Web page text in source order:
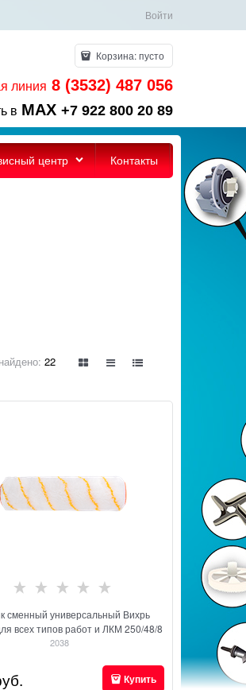
Войти
Корзина:пусто
линия 8 (3532) 487 056
в MAX +7 922 800 20 89
центр Контакты
22
сменный универсальный Вихрь
всех типов работ и ЛКМ 250/48/8
2038
Купить